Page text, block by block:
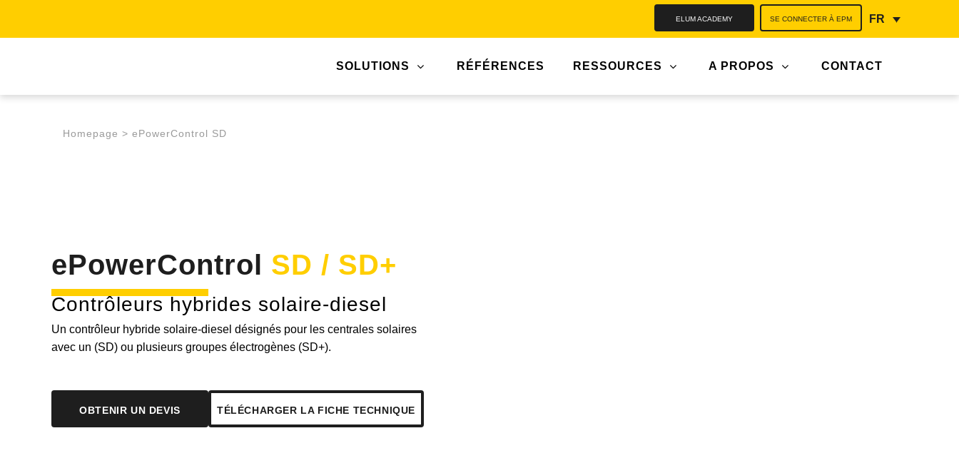
ELUM ACADEMY SE CONNECTER À EPM FR
SOLUTIONS RÉFÉRENCES RESSOURCES A PROPOS CONTACT
Homepage > ePowerControl SD
ePowerControl SD / SD+
Contrôleurs hybrides solaire-diesel
Un contrôleur hybride solaire-diesel désignés pour les centrales solaires
avec un (SD) ou plusieurs groupes électrogènes (SD+).
OBTENIR UN DEVIS TÉLÉCHARGER LA FICHE TECHNIQUE